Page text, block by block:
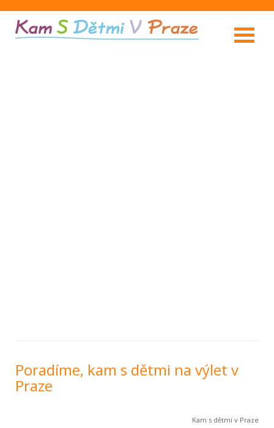
Poradíme, kam s dětmi na výlet v
Praze
Kam s dětmi v Praze